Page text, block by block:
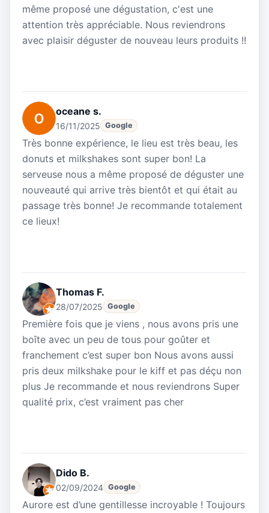
même proposé une dégustation, c'est une
attention très appréciable. Nous reviendrons
avec plaisir déguster de nouveau leurs produits !!
oceane s.
16/11/2025 Google
Très bonne expérience, le lieu est très beau, les
donuts et milkshakes sont super bon! La
serveuse nous a même proposé de déguster une
nouveauté qui arrive très bientôt et qui était au
passage très bonne! Je recommande totalement
ce lieux!
Thomas F.
28/07/2025 Google
Première fois que je viens , nous avons pris une
boîte avec un peu de tous pour goûter et
franchement c’est super bon Nous avons aussi
pris deux milkshake pour le kiff et pas déçu non
plus Je recommande et nous reviendrons Super
qualité prix, c’est vraiment pas cher
Dido B.
02/09/2024 Google
Aurore est d’une gentillesse incroyable ! Toujours